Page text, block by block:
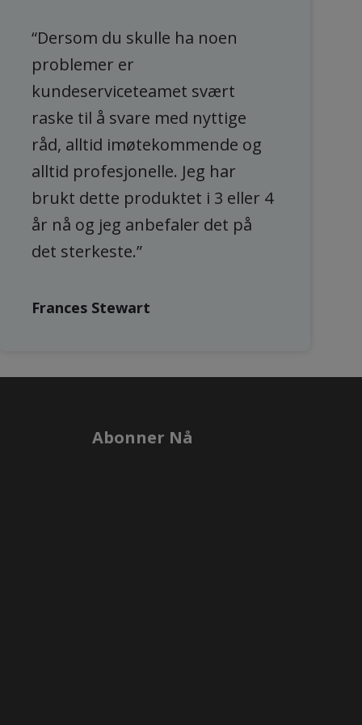
“Dersom du skulle ha noen
problemer er
kundeserviceteamet svært
raske til å svare med nyttige
råd, alltid imøtekommende og
alltid profesjonelle. Jeg har
brukt dette produktet i 3 eller 4
år nå og jeg anbefaler det på
det sterkeste.”
Frances Stewart
Abonner Nå